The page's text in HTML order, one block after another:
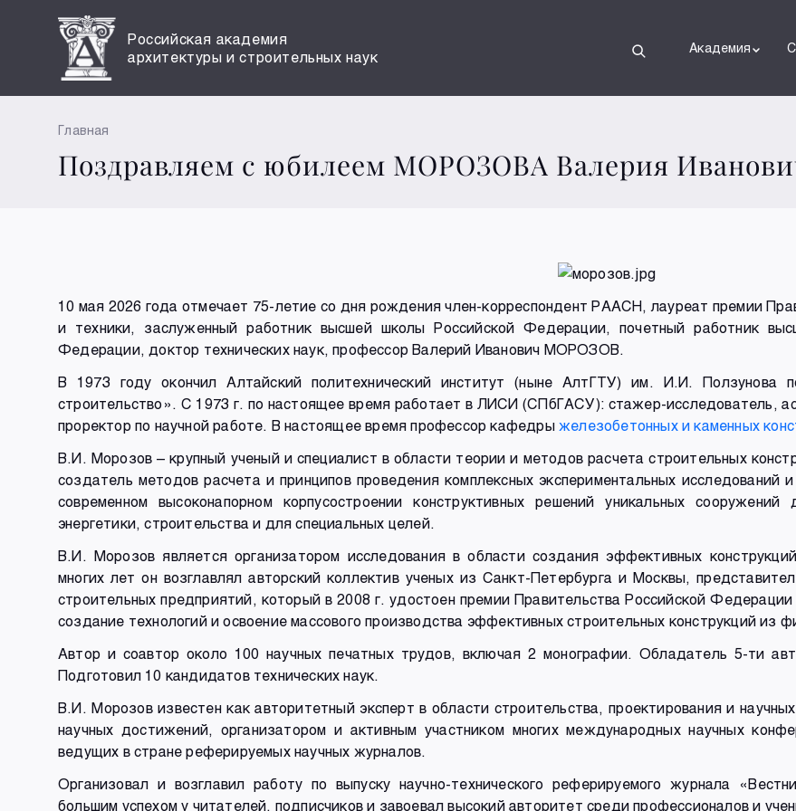
Российская академия
архитектуры и строительных наук
Академия
Главная
Поздравляем с юбилеем МОРОЗОВА Валерия
10 мая 2026 года отмечает 75-летие со дня рождения член-корреспондент РААСН, лауреат премии
и техники, заслуженный работник высшей школы Российской Федерации, почетный работник
Федерации, доктор технических наук, профессор Валерий Иванович МОРОЗОВ.
В 1973 году окончил Алтайский политехнический институт (ныне АлтГТУ) им. И.И. Ползунова
строительство». С 1973 г. по настоящее время работает в ЛИСИ (СПбГАСУ): стажер-исследователь,
проректор по научной работе. В настоящее время профессор кафедрыжелезобетонных и каменных
В.И. Морозов – крупный ученый и специалист в области теории и методов расчета строительных
создатель методов расчета и принципов проведения комплексных экспериментальных исследований
современном высоконапорном корпусостроении конструктивных решений уникальных
энергетики, строительства и для специальных целей.
В.И. Морозов является организатором исследования в области создания эффективных
многих лет он возглавлял авторский коллектив ученых из Санкт-Петербурга и Москвы,
строительных предприятий, который в 2008 г. удостоен премии Правительства Российской
создание технологий и освоение массового производства эффективных строительных конструкций из
Автор и соавтор около 100 научных печатных трудов, включая 2 монографии. Обладатель 5-ти
Подготовил 10 кандидатов технических наук.
В.И. Морозов известен как авторитетный эксперт в области строительства, проектирования и
научных достижений, организатором и активным участником многих международных научных
ведущих в стране реферируемых научных журналов.
Организовал и возглавил работу по выпуску научно-технического реферируемого журнала
большим успехом у читателей, подписчиков и завоевал высокий авторитет среди профессионалов и